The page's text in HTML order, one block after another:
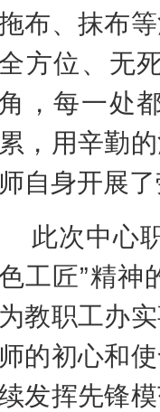
布、抹布
方位、无
，每一处
累，用辛勤
师自身开展
此次中心
工匠”精神
为教职工办
师的初心和
发挥先锋